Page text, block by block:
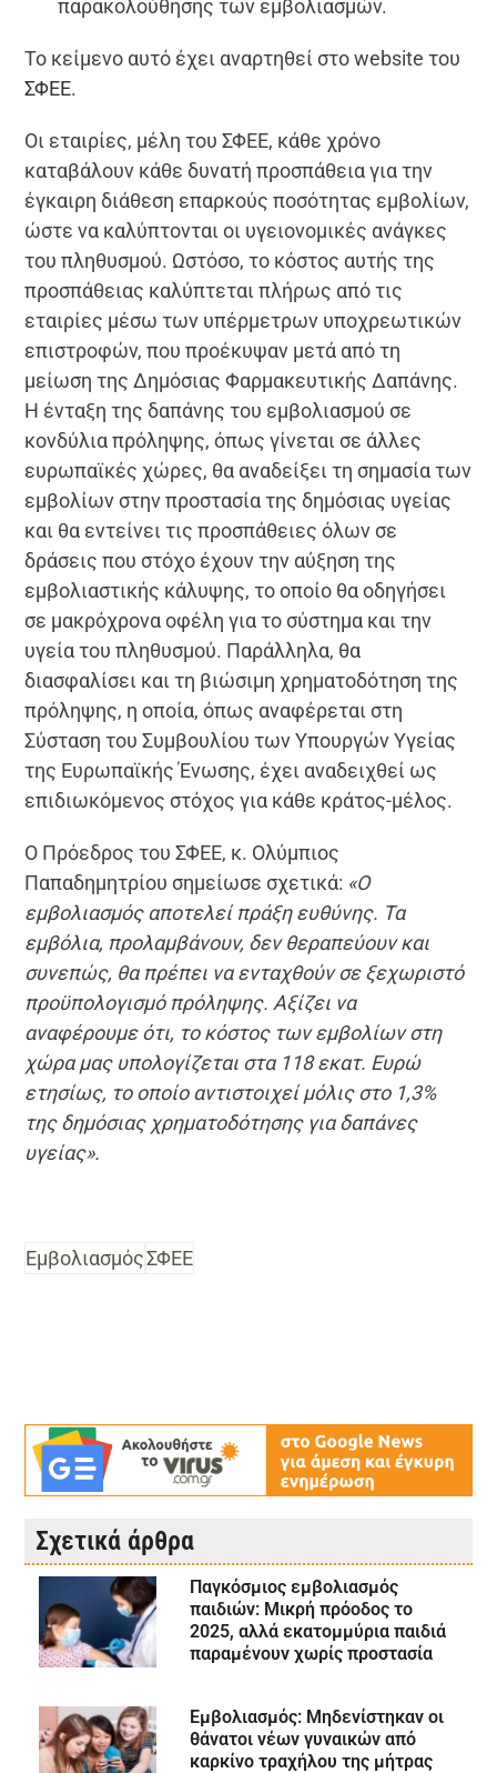
παρακολούθησης των εμβολιασμών.
Το κείμενο αυτό έχει αναρτηθεί στο website του
ΣΦΕΕ.
Οι εταιρίες, μέλη του ΣΦΕΕ, κάθε χρόνο
καταβάλουν κάθε δυνατή προσπάθεια για την
έγκαιρη διάθεση επαρκούς ποσότητας εμβολίων,
ώστε να καλύπτονται οι υγειονομικές ανάγκες
του πληθυσμού. Ωστόσο, το κόστος αυτής της
προσπάθειας καλύπτεται πλήρως από τις
εταιρίες μέσω των υπέρμετρων υποχρεωτικών
επιστροφών, που προέκυψαν μετά από τη
μείωση της Δημόσιας Φαρμακευτικής Δαπάνης.
Η ένταξη της δαπάνης του εμβολιασμού σε
κονδύλια πρόληψης, όπως γίνεται σε άλλες
ευρωπαϊκές χώρες, θα αναδείξει τη σημασία των
εμβολίων στην προστασία της δημόσιας υγείας
και θα εντείνει τις προσπάθειες όλων σε
δράσεις που στόχο έχουν την αύξηση της
εμβολιαστικής κάλυψης, το οποίο θα οδηγήσει
σε μακρόχρονα οφέλη για το σύστημα και την
υγεία του πληθυσμού. Παράλληλα, θα
διασφαλίσει και τη βιώσιμη χρηματοδότηση της
πρόληψης, η οποία, όπως αναφέρεται στη
Σύσταση του Συμβουλίου των Υπουργών Υγείας
της Ευρωπαϊκής Ένωσης, έχει αναδειχθεί ως
επιδιωκόμενος στόχος για κάθε κράτος-μέλος.
Ο Πρόεδρος του ΣΦΕΕ, κ. Ολύμπιος
Παπαδημητρίου σημείωσε σχετικά: «Ο
εμβολιασμός αποτελεί πράξη ευθύνης. Τα
εμβόλια, προλαμβάνουν, δεν θεραπεύουν και
συνεπώς, θα πρέπει να ενταχθούν σε ξεχωριστό
προϋπολογισμό πρόληψης. Αξίζει να
αναφέρουμε ότι, το κόστος των εμβολίων στη
χώρα μας υπολογίζεται στα 118 εκατ. Ευρώ
ετησίως, το οποίο αντιστοιχεί μόλις στο 1,3%
της δημόσιας χρηματοδότησης για δαπάνες
υγείας».
ΕμβολιασμόςΣΦΕΕ
Σχετικά άρθρα
Παγκόσμιος εμβολιασμός
παιδιών: Μικρή πρόοδος το
2025, αλλά εκατομμύρια παιδιά
παραμένουν χωρίς προστασία
Εμβολιασμός: Μηδενίστηκαν οι
θάνατοι νέων γυναικών από
καρκίνο τραχήλου της μήτρας